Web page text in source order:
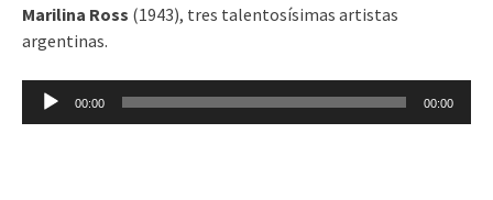
Marilina Ross (1943), tres talentosísimas artistas
argentinas.
Reproductor
00:00 00:00